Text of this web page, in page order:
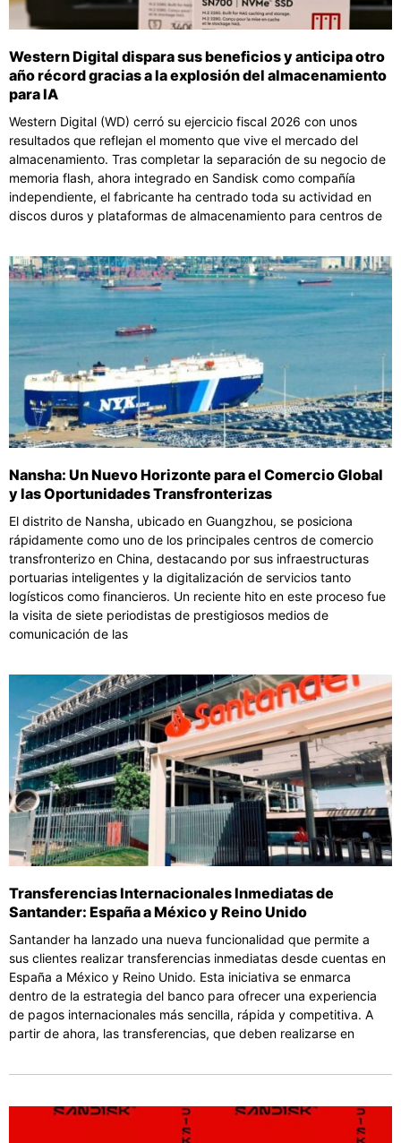
Western Digital dispara sus beneficios y anticipa otro
año récord gracias a la explosión del almacenamiento
para IA
Western Digital (WD) cerró su ejercicio fiscal 2026 con unos
resultados que reflejan el momento que vive el mercado del
almacenamiento. Tras completar la separación de su negocio de
memoria flash, ahora integrado en Sandisk como compañía
independiente, el fabricante ha centrado toda su actividad en
discos duros y plataformas de almacenamiento para centros de
Nansha: Un Nuevo Horizonte para el Comercio Global
y las Oportunidades Transfronterizas
El distrito de Nansha, ubicado en Guangzhou, se posiciona
rápidamente como uno de los principales centros de comercio
transfronterizo en China, destacando por sus infraestructuras
portuarias inteligentes y la digitalización de servicios tanto
logísticos como financieros. Un reciente hito en este proceso fue
la visita de siete periodistas de prestigiosos medios de
comunicación de las
Transferencias Internacionales Inmediatas de
Santander: España a México y Reino Unido
Santander ha lanzado una nueva funcionalidad que permite a
sus clientes realizar transferencias inmediatas desde cuentas en
España a México y Reino Unido. Esta iniciativa se enmarca
dentro de la estrategia del banco para ofrecer una experiencia
de pagos internacionales más sencilla, rápida y competitiva. A
partir de ahora, las transferencias, que deben realizarse en